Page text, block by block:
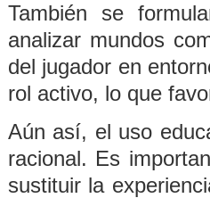
También se
analizar mundos
del jugador en
rol activo, lo que
Aún así, el uso
racional. Es
sustituir la